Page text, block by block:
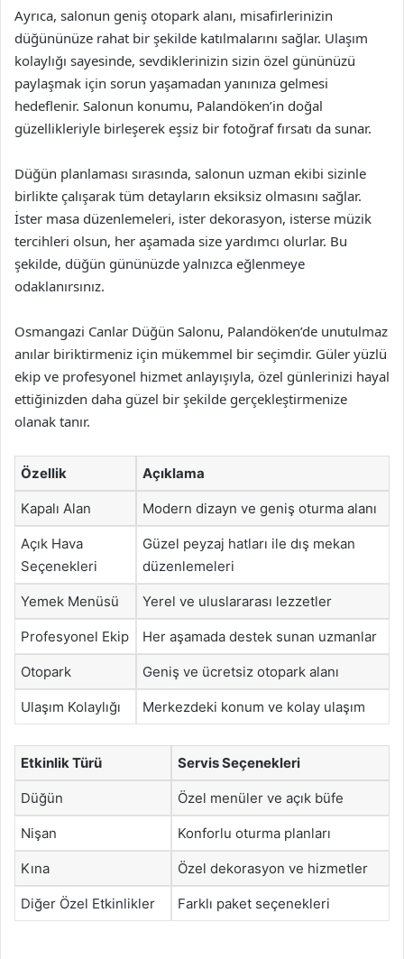
Ayrıca, salonun geniş otopark alanı, misafirlerinizin
düğününüze rahat bir şekilde katılmalarını sağlar. Ulaşım
kolaylığı sayesinde, sevdiklerinizin sizin özel gününüzü
paylaşmak için sorun yaşamadan yanınıza gelmesi
hedeflenir. Salonun konumu, Palandöken’in doğal
güzellikleriyle birleşerek eşsiz bir fotoğraf fırsatı da sunar.
Düğün planlaması sırasında, salonun uzman ekibi sizinle
birlikte çalışarak tüm detayların eksiksiz olmasını sağlar.
İster masa düzenlemeleri, ister dekorasyon, isterse müzik
tercihleri olsun, her aşamada size yardımcı olurlar. Bu
şekilde, düğün gününüzde yalnızca eğlenmeye
odaklanırsınız.
Osmangazi Canlar Düğün Salonu, Palandöken’de unutulmaz
anılar biriktirmeniz için mükemmel bir seçimdir. Güler yüzlü
ekip ve profesyonel hizmet anlayışıyla, özel günlerinizi hayal
ettiğinizden daha güzel bir şekilde gerçekleştirmenize
olanak tanır.
Özellik Açıklama
Kapalı Alan Modern dizayn ve geniş oturma alanı
Açık Hava
Seçenekleri
Güzel peyzaj hatları ile dış mekan
düzenlemeleri
Yemek Menüsü Yerel ve uluslararası lezzetler
Profesyonel Ekip Her aşamada destek sunan uzmanlar
Otopark Geniş ve ücretsiz otopark alanı
Ulaşım Kolaylığı Merkezdeki konum ve kolay ulaşım
Etkinlik Türü Servis Seçenekleri
Düğün Özel menüler ve açık büfe
Nişan Konforlu oturma planları
Kına Özel dekorasyon ve hizmetler
Diğer Özel Etkinlikler Farklı paket seçenekleri